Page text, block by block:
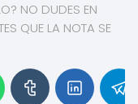
NO DUDES EN
QUE LA NOTA SE